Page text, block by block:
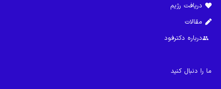
دریافت رژیم
مقالات
groupدرباره دکترفود
ما را دنبال کنید